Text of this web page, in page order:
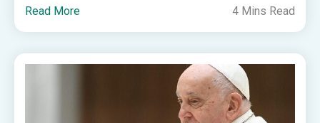
Read More 4 Mins Read